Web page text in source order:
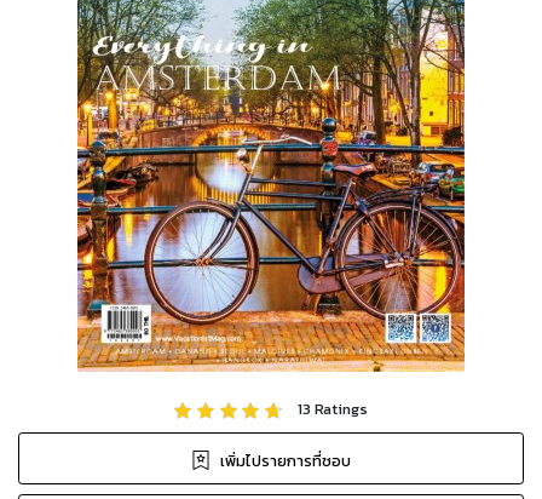
13 Ratings
เพิ่มไปรายการที่ชอบ